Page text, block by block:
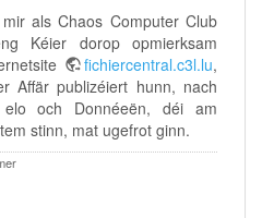
als Chaos Computer Club
Kéier dorop opmierksam
fichiercentral.c3l.lu,
Affär publizéiert hunn, nach
och Donnéeën, déi am
stinn, mat ugefrot ginn.